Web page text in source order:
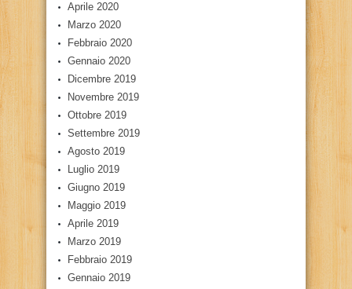
Aprile 2020
Marzo 2020
Febbraio 2020
Gennaio 2020
Dicembre 2019
Novembre 2019
Ottobre 2019
Settembre 2019
Agosto 2019
Luglio 2019
Giugno 2019
Maggio 2019
Aprile 2019
Marzo 2019
Febbraio 2019
Gennaio 2019